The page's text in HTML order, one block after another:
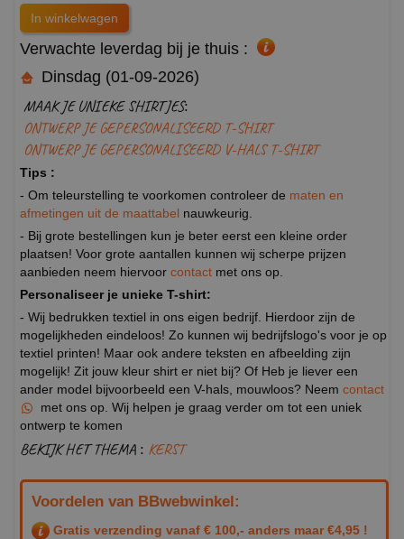
Verwachte leverdag bij je thuis :
Dinsdag (01-09-2026)
MAAK JE UNIEKE SHIRTJES:
ONTWERP JE GEPERSONALISEERD T-SHIRT
ONTWERP JE GEPERSONALISEERD V-HALS T-SHIRT
Tips :
- Om teleurstelling te voorkomen controleer de maten en
afmetingen uit de maattabel nauwkeurig.
- Bij grote bestellingen kun je beter eerst een kleine order
plaatsen! Voor grote aantallen kunnen wij scherpe prijzen
aanbieden neem hiervoor contact met ons op.
Personaliseer je unieke T-shirt:
- Wij bedrukken textiel in ons eigen bedrijf. Hierdoor zijn de
mogelijkheden eindeloos! Zo kunnen wij bedrijfslogo's voor je op
textiel printen! Maar ook andere teksten en afbeelding zijn
mogelijk! Zit jouw kleur shirt er niet bij? Of Heb je liever een
ander model bijvoorbeeld een V-hals, mouwloos? Neem contact
met ons op. Wij helpen je graag verder om tot een uniek
ontwerp te komen
BEKIJK HET THEMA : KERST
Voordelen van BBwebwinkel:
Gratis verzending vanaf € 100,- anders maar €4,95 !